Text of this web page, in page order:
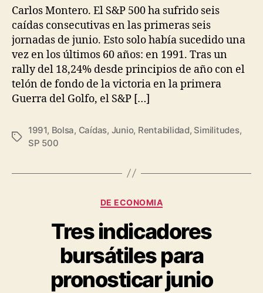
entrada
entrada
Carlos Montero. El S&P 500 ha sufrido seis
caídas consecutivas en las primeras seis
jornadas de junio. Esto solo había sucedido una
vez en los últimos 60 años: en 1991. Tras un
rally del 18,24% desde principios de año con el
telón de fondo de la victoria en la primera
Guerra del Golfo, el S&P […]
Etiquetas
1991, Bolsa, Caídas, Junio, Rentabilidad, Similitudes,
SP 500
Categorías
DE ECONOMIA
Tres indicadores
bursátiles para
pronosticar junio